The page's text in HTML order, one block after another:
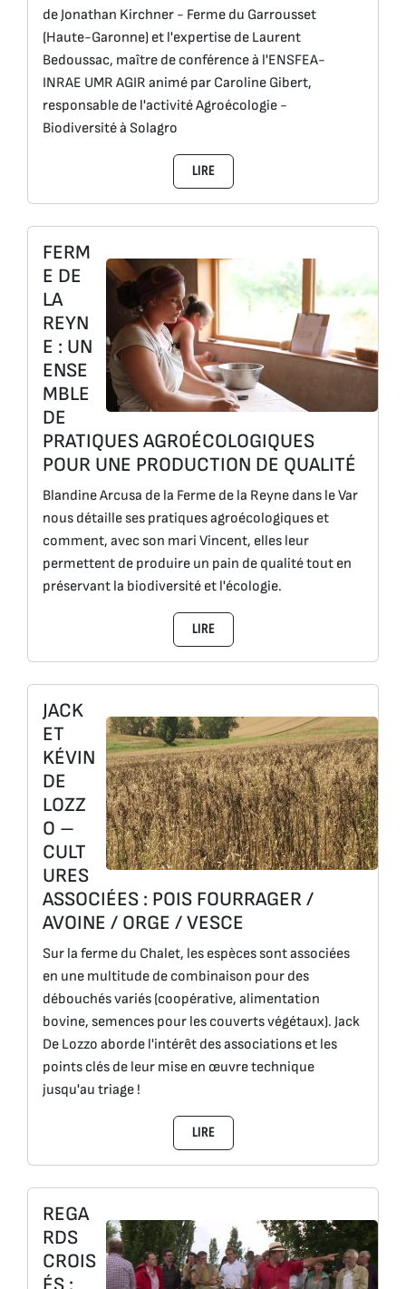
de Jonathan Kirchner - Ferme du Garrousset
(Haute-Garonne) et l'expertise de Laurent
Bedoussac, maître de conférence à l'ENSFEA-
INRAE UMR AGIR animé par Caroline Gibert,
responsable de l'activité Agroécologie -
Biodiversité à Solagro
LIRE
FERM
E DE
LA
REYN
E : UN
ENSE
MBLE
DE
PRATIQUES AGROÉCOLOGIQUES
POUR UNE PRODUCTION DE QUALITÉ
Blandine Arcusa de la Ferme de la Reyne dans le Var
nous détaille ses pratiques agroécologiques et
comment, avec son mari Vincent, elles leur
permettent de produire un pain de qualité tout en
préservant la biodiversité et l'écologie.
LIRE
JACK
ET
KÉVIN
DE
LOZZ
O –
CULT
URES
ASSOCIÉES : POIS FOURRAGER /
AVOINE / ORGE / VESCE
Sur la ferme du Chalet, les espèces sont associées
en une multitude de combinaison pour des
débouchés variés (coopérative, alimentation
bovine, semences pour les couverts végétaux). Jack
De Lozzo aborde l'intérêt des associations et les
points clés de leur mise en œuvre technique
jusqu'au triage !
LIRE
REGA
RDS
CROIS